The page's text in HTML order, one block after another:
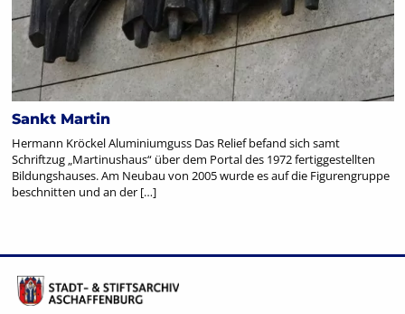
Sankt Martin
Hermann Kröckel Aluminiumguss Das Relief befand sich samt
Schriftzug „Martinushaus“ über dem Portal des 1972 fertiggestellten
Bildungshauses. Am Neubau von 2005 wurde es auf die Figurengruppe
beschnitten und an der […]